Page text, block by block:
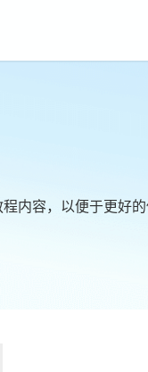
内容，以便于更好的